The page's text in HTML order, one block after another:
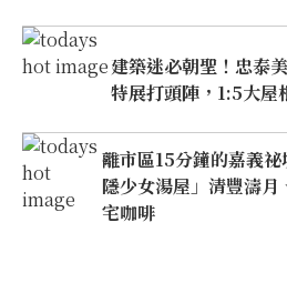
建築迷必朝聖！忠泰
特展打頭陣，1:5大屋
離市區15分鐘的嘉義
隱少女湯屋」清豐濤
宅咖啡